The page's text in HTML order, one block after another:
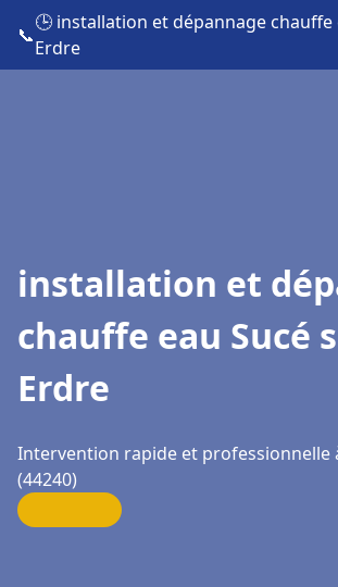
📞
🕒 installation et dépannage chauffe
Erdre
installation et
chauffe eau Sucé
Erdre
Intervention rapide et professionnelle
(44240)